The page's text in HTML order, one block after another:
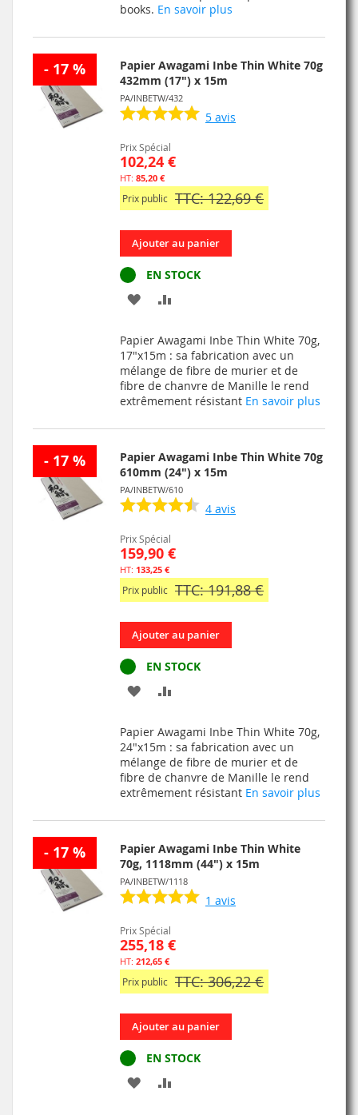
books. En savoir plus
- 17 %
Papier Awagami Inbe Thin White 70g
432mm (17") x 15m
PA/INBETW/432
5 avis
Prix Spécial
102,24 €
85,20 €
Prix public TTC: 122,69 €
Ajouter au panier
EN STOCK
AJOUTER
MA
LISTE
D’ENVIE
COMPARATEUR
Papier Awagami Inbe Thin White 70g,
17"x15m : sa fabrication avec un
mélange de fibre de murier et de
fibre de chanvre de Manille le rend
extrêmement résistant En savoir plus
- 17 %
Papier Awagami Inbe Thin White 70g
610mm (24") x 15m
PA/INBETW/610
4 avis
Prix Spécial
159,90 €
133,25 €
Prix public TTC: 191,88 €
Ajouter au panier
EN STOCK
AJOUTER
MA
LISTE
D’ENVIE
COMPARATEUR
Papier Awagami Inbe Thin White 70g,
24"x15m : sa fabrication avec un
mélange de fibre de murier et de
fibre de chanvre de Manille le rend
extrêmement résistant En savoir plus
- 17 %
Papier Awagami Inbe Thin White
70g, 1118mm (44") x 15m
PA/INBETW/1118
1 avis
Prix Spécial
255,18 €
212,65 €
Prix public TTC: 306,22 €
Ajouter au panier
EN STOCK
AJOUTER